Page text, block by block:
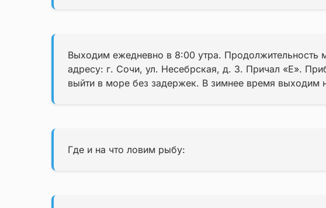
Выходим ежедневно в 8:00 утра. Продолжительность
адресу: г. Сочи, ул. Несебрская, д. 3. Причал «Е».
выйти в море без задержек. В зимнее время выходим
Где и на что ловим рыбу: